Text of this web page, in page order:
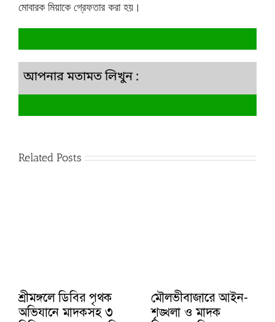
মোবারক মিয়াকে গ্রেফতার করা হয়।
আপনার মতামত লিখুন :
Related Posts
শ্রীমঙ্গলে ডিবির পৃথক
অভিযানে মাদকসহ ৩
মৌলভীবাজারে আইন-
শৃঙ্খলা ও মাদক